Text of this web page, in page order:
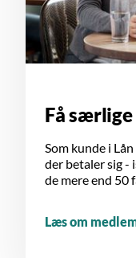
Få
Som kunde i
der betaler sig -
de mere end 50
Læs om